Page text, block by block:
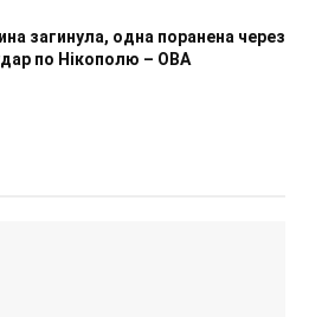
загинула, одна поранена через
по Нікополю – ОВА